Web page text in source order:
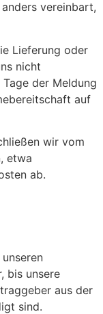
vereinbart,
Lieferung oder
nicht
der Meldung
auf
wir vom
etwa
ab.
bis unsere
aus der
sind.